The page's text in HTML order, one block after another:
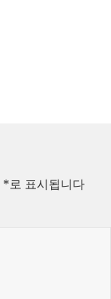
*로 표시됩니다